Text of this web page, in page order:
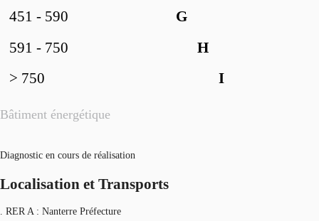
Bâtiment énergétique
G
451 - 590
H
591 - 750
I
> 750
Diagnostic en cours de réalisation
Localisation et Transports
. RER A : Nanterre Préfecture